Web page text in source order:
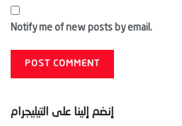
Notify me of new posts by email.
إنضم إلينا على التيليجرام